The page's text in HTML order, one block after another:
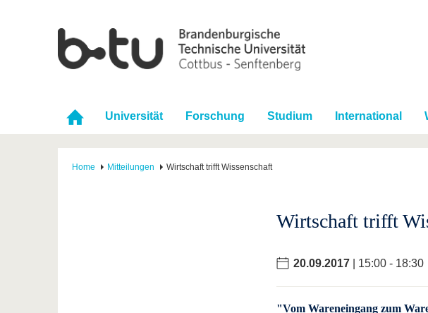
Universität Forschung Studium International
Home Mitteilungen Wirtschaft trifft Wissenschaft
Wirtschaft trifft
20.09.2017 | 15:00 - 18:30
"Vom Wareneingang zum